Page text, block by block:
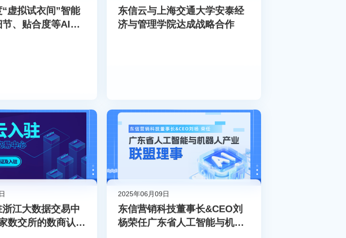
虚拟试衣间”智能
、贴合度等AI换
东信云与上海交通大学安泰经
济与管理学院达成战略合作
江大数据交易中
数交所的数商认证
2025年06月09日
东信营销科技董事长&CEO刘
杨荣任广东省人工智能与机器